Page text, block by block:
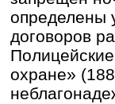
определены
договоров
охране»